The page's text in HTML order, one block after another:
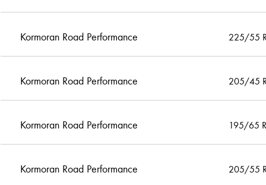
Kormoran Road Performance 225/55
Kormoran Road Performance 205/45
Kormoran Road Performance 195/65
Kormoran Road Performance 205/55